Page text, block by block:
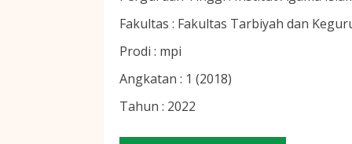
Fakultas : Fakultas Tarbiyah dan
Prodi : mpi
Angkatan : 1 (2018)
Tahun : 2022